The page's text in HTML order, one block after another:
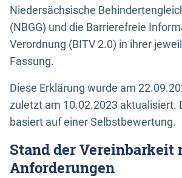
Niedersächsische
(NBGG) und die Barrierefreie
Verordnung (BITV 2.0) in ihrer
Fassung.
Diese Erklärung wurde am
zuletzt am 10.02.2023 aktualisiert.
basiert auf einer Selbstbewertung.
Stand der Vereinbarkeit
Anforderungen